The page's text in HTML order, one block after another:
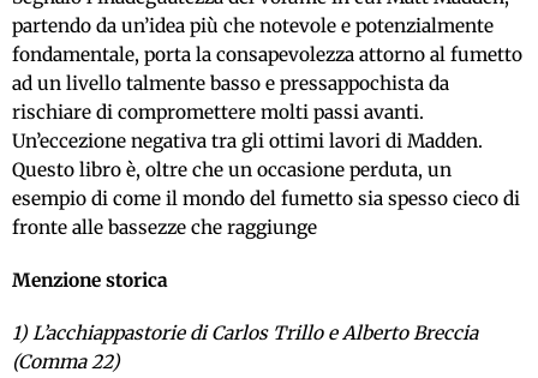
partendo da un’idea più che notevole e potenzialmente
fondamentale, porta la consapevolezza attorno al fumetto
ad un livello talmente basso e pressappochista da
rischiare di compromettere molti passi avanti.
Un’eccezione negativa tra gli ottimi lavori di Madden.
Questo libro è, oltre che un occasione perduta, un
esempio di come il mondo del fumetto sia spesso cieco di
fronte alle bassezze che raggiunge
Menzione storica
1) L’acchiappastorie di Carlos Trillo e Alberto Breccia
(Comma 22)